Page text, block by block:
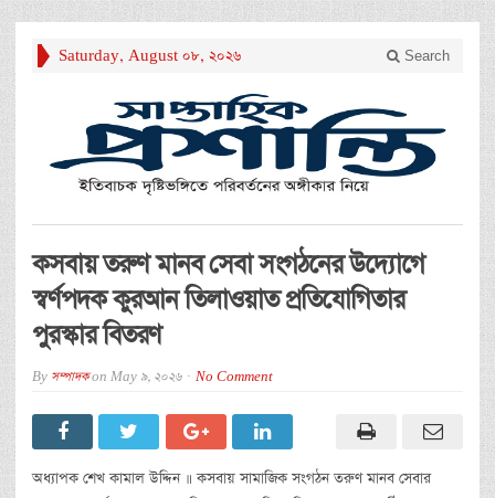
Saturday, August 08, 2026 Search
কসবায় তরুণ মানব সেবা সংগঠনের উদ্যোগে
স্বর্ণপদক কুরআন তিলাওয়াত প্রতিযোগিতার
পুরস্কার বিতরণ
By সম্পাদকon May 9, 2026 No Comment
অধ্যাপক শেখ কামাল উদ্দিন ॥ কসবায় সামাজিক সংগঠন তরুণ মানব সেবার